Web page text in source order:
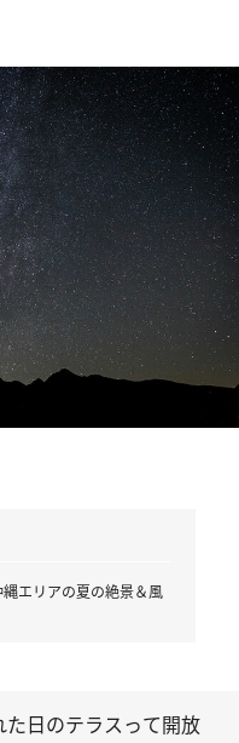
エリアの夏の絶景＆風
た日のテラスって開放